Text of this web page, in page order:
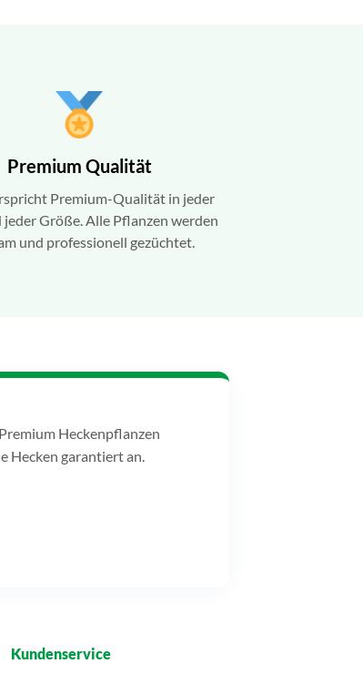
Premium Qualität
Premium-Qualität in jeder
jeder Größe. Alle Pflanzen werden
und professionell gezüchtet.
Heckenpflanzen
Hecken garantiert an.
Kundenservice